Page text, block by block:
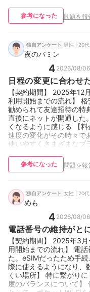
参考になった 問題を報
独自アンケート 男性 | 20
夜のバミン
4 2026/08/06
日程の変更に合わせ
【契約期間】 2025年12
利用開始までの流れ】
勧められて友達招待の特
直後にネットが開通した
くなるように感じる 【
速度の変化がその時々で
使いやすくさまざまなプ
参考になった 問題を報
独自アンケート 女性 | 20
めも
4 2026/08/06
電話番号の維持がと
【契約期間】 2025年3
用開始までの流れ】 電
た。eSIMだったため手
際に使えるようになり、
くい場所】 特に繋がり
度のバランスについて】